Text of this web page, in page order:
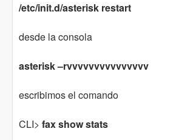
/etc/init.d/asterisk restart
desde la consola
asterisk –rvvvvvvvvvvvvvvv
escribimos el comando
CLI> fax show stats